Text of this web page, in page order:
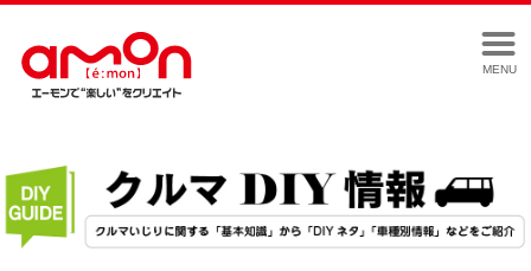
MENU